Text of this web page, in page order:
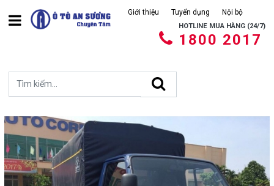
Giới thiệu Tuyển dụng Nội bộ
HOTLINE MUA HÀNG (24/7)
1800 2017